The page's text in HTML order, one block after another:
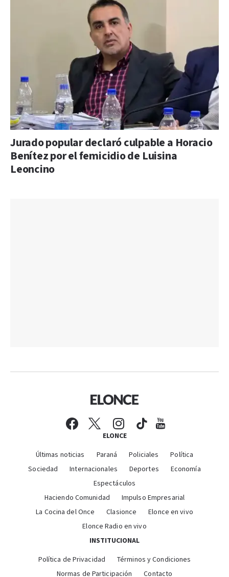
Jurado popular declaró culpable a Horacio
Benítez por el femicidio de Luisina
Leoncino
ELONCE
Últimas noticias Paraná Policiales
Política
Sociedad
Internacionales Deportes
Economía
Espectáculos
Haciendo Comunidad
Impulso Empresarial
La Cocina del Once
Clasionce
Elonce en vivo
Elonce Radio en vivo
INSTITUCIONAL
Política de Privacidad
Términos y Condiciones
Normas de Participación
Contacto